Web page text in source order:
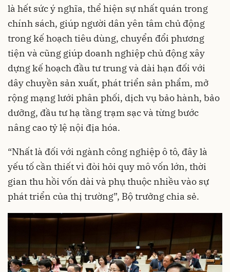
là hết sức ý nghĩa, thể hiện sự nhất quán trong
chính sách, giúp người dân yên tâm chủ động
trong kế hoạch tiêu dùng, chuyển đổi phương
tiện và cũng giúp doanh nghiệp chủ động xây
dựng kế hoạch đầu tư trung và dài hạn đối với
dây chuyền sản xuất, phát triển sản phẩm, mở
rộng mạng lưới phân phối, dịch vụ bảo hành, bảo
dưỡng, đầu tư hạ tầng trạm sạc và từng bước
nâng cao tỷ lệ nội địa hóa.
“Nhất là đối với ngành công nghiệp ô tô, đây là
yếu tố cần thiết vì đòi hỏi quy mô vốn lớn, thời
gian thu hồi vốn dài và phụ thuộc nhiều vào sự
phát triển của thị trường”, Bộ trưởng chia sẻ.